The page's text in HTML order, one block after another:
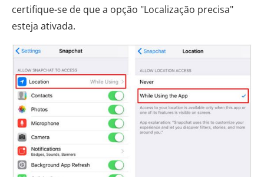
certifique-se de que a opção "Localização precisa"
esteja ativada.